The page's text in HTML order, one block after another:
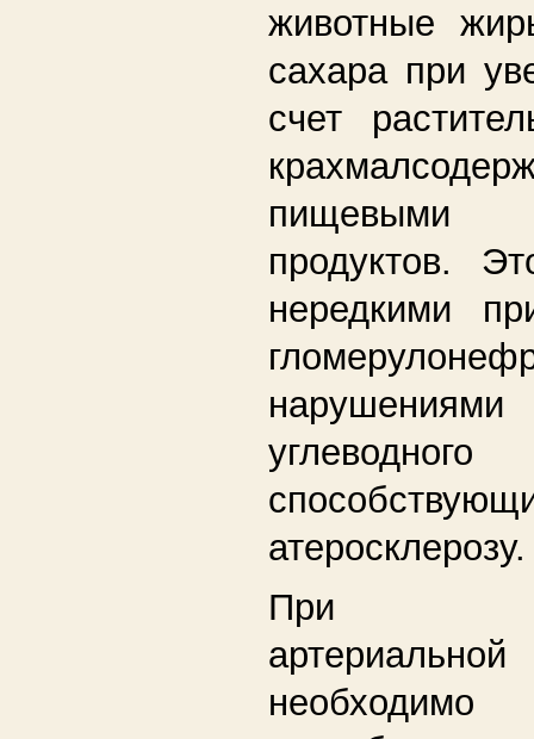
животные
сахара при
счет
пищевыми
продуктов.
нередкими
атеросклерозу.
При